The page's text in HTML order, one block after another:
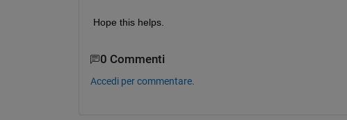
Hope this helps.
0 Commenti
Accedi per commentare.